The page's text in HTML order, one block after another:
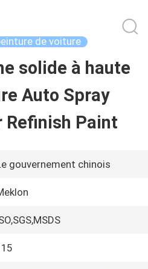
de voiture
solide à haute
Auto Spray
Refinish Paint
gouvernement chinois